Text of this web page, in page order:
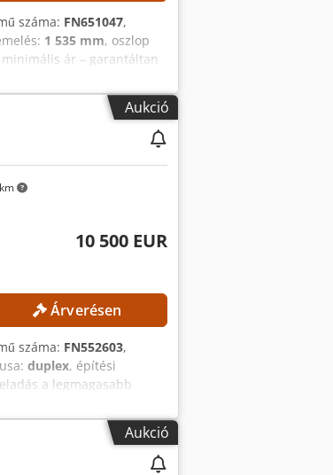
száma: FN651047,
1 535 mm, oszlop
ár – garantáltan
magasság: 4700
Hármas emelősztorony,
17 268 óra
Aukció
10 500 EUR
Árverésen
száma: FN552603,
duplex, építési
a legmagasabb
2520 mm GÉP ADATOK
80 V
1398 óra
SL13606SP
Aukció